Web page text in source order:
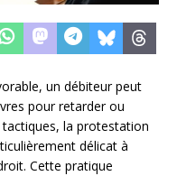
un débiteur peut
pour retarder ou
la protestation
délicat à
Cette pratique